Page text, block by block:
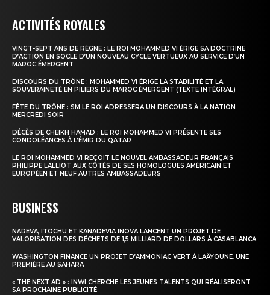
ACTIVITÉS ROYALES
VINGT-SEPT ANS DE RÈGNE : LE ROI MOHAMMED VI ÉRIGE SA DOCTRINE
D’ACTION EN SOCLE D’UN NOUVEAU CYCLE VERTUEUX AU SERVICE D’UN
MAROC ÉMERGENT
DISCOURS DU TRÔNE : MOHAMMED VI ÉRIGE LA STABILITÉ ET LA
SOUVERAINETÉ EN PILIERS DU MAROC ÉMERGENT (TEXTE INTÉGRAL)
FÊTE DU TRÔNE : SM LE ROI ADRESSERA UN DISCOURS À LA NATION
MERCREDI SOIR
DÉCÈS DE CHEIKH HAMAD : LE ROI MOHAMMED VI PRÉSENTE SES
CONDOLÉANCES À L’ÉMIR DU QATAR
LE ROI MOHAMMED VI REÇOIT LE NOUVEL AMBASSADEUR FRANÇAIS
PHILIPPE LALLIOT AUX CÔTÉS DE SES HOMOLOGUES AMÉRICAIN ET
EUROPÉEN ET NEUF AUTRES AMBASSADEURS
BUSINESS
NAREVA, ITOCHU ET KANADEVIA INOVA LANCENT UN PROJET DE
VALORISATION DES DÉCHETS DE 1,5 MILLIARD DE DOLLARS À CASABLANCA
WASHINGTON FINANCE UN PROJET D’AMMONIAC VERT À LAÂYOUNE, UNE
PREMIÈRE AU SAHARA
« THE NEXT AD » : INWI CHERCHE LES JEUNES TALENTS QUI RÉALISERONT
SA PROCHAINE PUBLICITÉ